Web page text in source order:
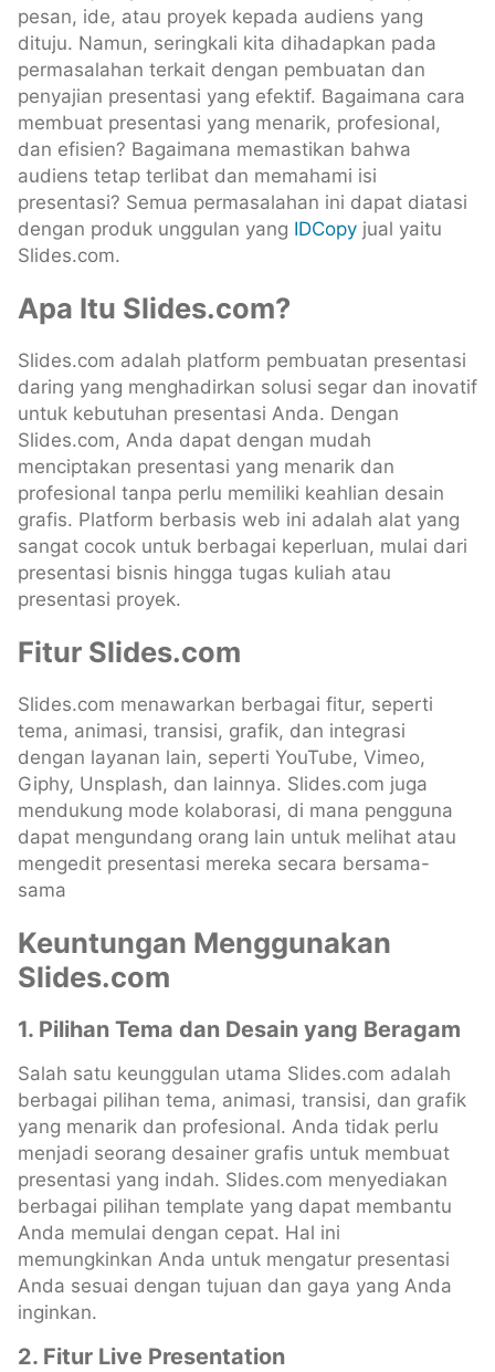
pesan, ide, atau proyek kepada audiens yang
dituju. Namun, seringkali kita dihadapkan pada
permasalahan terkait dengan pembuatan dan
penyajian presentasi yang efektif. Bagaimana cara
membuat presentasi yang menarik, profesional,
dan efisien? Bagaimana memastikan bahwa
audiens tetap terlibat dan memahami isi
presentasi? Semua permasalahan ini dapat diatasi
dengan produk unggulan yang IDCopy jual yaitu
Slides.com.
Apa Itu Slides.com?
Slides.com adalah platform pembuatan presentasi
daring yang menghadirkan solusi segar dan inovatif
untuk kebutuhan presentasi Anda. Dengan
Slides.com, Anda dapat dengan mudah
menciptakan presentasi yang menarik dan
profesional tanpa perlu memiliki keahlian desain
grafis. Platform berbasis web ini adalah alat yang
sangat cocok untuk berbagai keperluan, mulai dari
presentasi bisnis hingga tugas kuliah atau
presentasi proyek.
Fitur Slides.com
Slides.com menawarkan berbagai fitur, seperti
tema, animasi, transisi, grafik, dan integrasi
dengan layanan lain, seperti YouTube, Vimeo,
Giphy, Unsplash, dan lainnya. Slides.com juga
mendukung mode kolaborasi, di mana pengguna
dapat mengundang orang lain untuk melihat atau
mengedit presentasi mereka secara bersama-
sama
Keuntungan Menggunakan
Slides.com
1. Pilihan Tema dan Desain yang Beragam
Salah satu keunggulan utama Slides.com adalah
berbagai pilihan tema, animasi, transisi, dan grafik
yang menarik dan profesional. Anda tidak perlu
menjadi seorang desainer grafis untuk membuat
presentasi yang indah. Slides.com menyediakan
berbagai pilihan template yang dapat membantu
Anda memulai dengan cepat. Hal ini
memungkinkan Anda untuk mengatur presentasi
Anda sesuai dengan tujuan dan gaya yang Anda
inginkan.
2. Fitur Live Presentation